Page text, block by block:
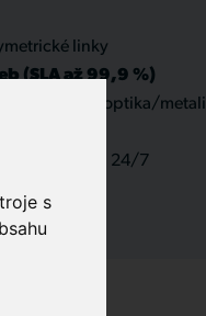
s
linky
(SLA až 99,9 %)
rozvody (optika/
podpora 24/7